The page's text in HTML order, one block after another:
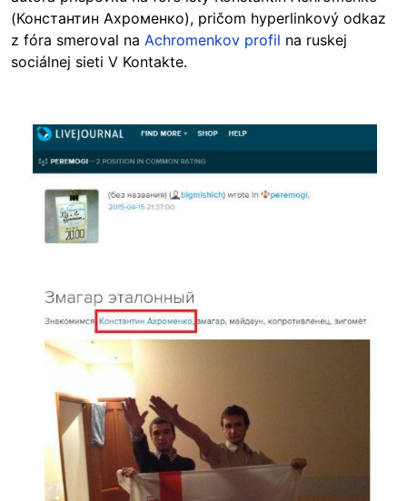
(Константин Ахроменко), pričom hyperlinkový odkaz
z fóra smeroval na Achromenkov profil na ruskej
sociálnej sieti V Kontakte.
Image